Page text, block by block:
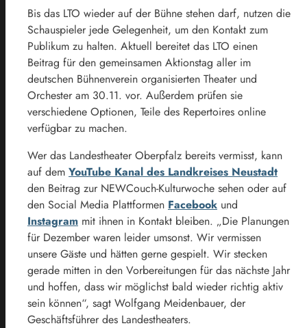
Bis das LTO wieder auf der Bühne stehen darf, nutzen die
Schauspieler jede Gelegenheit, um den Kontakt zum
Publikum zu halten. Aktuell bereitet das LTO einen
Beitrag für den gemeinsamen Aktionstag aller im
deutschen Bühnenverein organisierten Theater und
Orchester am 30.11. vor. Außerdem prüfen sie
verschiedene Optionen, Teile des Repertoires online
verfügbar zu machen.
Wer das Landestheater Oberpfalz bereits vermisst, kann
auf dem YouTube Kanal des Landkreises Neustadt
den Beitrag zur NEWCouch-Kulturwoche sehen oder auf
den Social Media Plattformen Facebook und
Instagram mit ihnen in Kontakt bleiben. „Die Planungen
für Dezember waren leider umsonst. Wir vermissen
unsere Gäste und hätten gerne gespielt. Wir stecken
gerade mitten in den Vorbereitungen für das nächste Jahr
und hoffen, dass wir möglichst bald wieder richtig aktiv
sein können“, sagt Wolfgang Meidenbauer, der
Geschäftsführer des Landestheaters.